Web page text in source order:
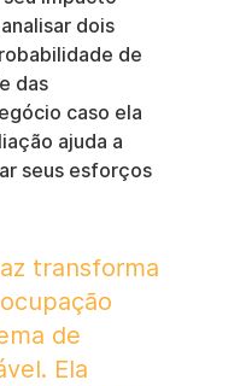
dois
de
das
caso ela
ajuda a
seus esforços
transforma
de
Ela